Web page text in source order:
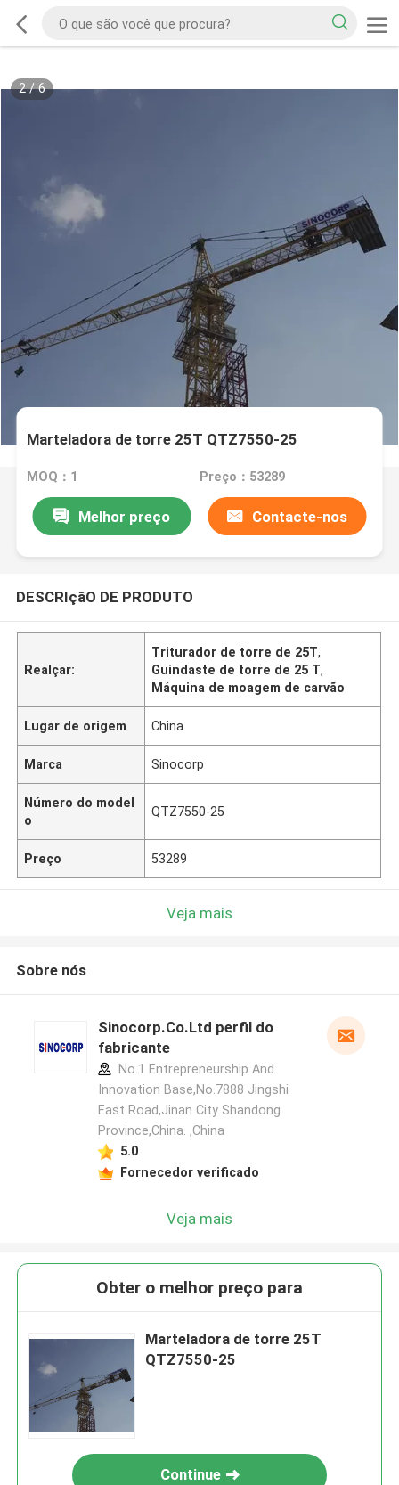
2/6
Marteladora de torre 25T QTZ7550-25
MOQ：1 Preço：53289
Melhor preço Contacte-nos
DESCRIçãO DE PRODUTO
Realçar:
Triturador de torre de 25T,
Guindaste de torre de 25 T,
Máquina de moagem de carvão
Lugar de origem China
Marca Sinocorp
Número do model
o
QTZ7550-25
Preço 53289
Veja mais
Sobre nós
Sinocorp.Co.Ltd perfil do
fabricante
No.1 Entrepreneurship And
Innovation Base,No.7888 Jingshi
East Road,Jinan City Shandong
Province,China. ,China
5.0
Fornecedor verificado
Veja mais
Obter o melhor preço para
Marteladora de torre 25T
QTZ7550-25
Continue